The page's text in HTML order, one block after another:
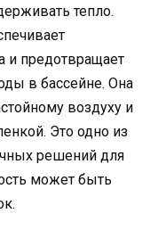
тепло.
и предотвращает
в бассейне. Она
воздуху и
Это одно из
решений для
может быть